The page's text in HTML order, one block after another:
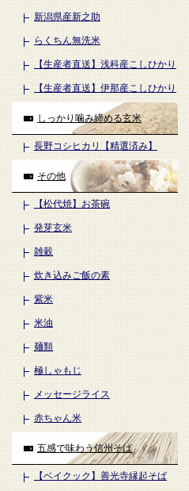
新潟県産新之助
らくちん無洗米
【生産者直送】浅科産こしひかり
【生産者直送】伊那産こしひかり
しっかり噛み締める玄米
長野コシヒカリ【精選済み】
その他
【松代焼】お茶碗
発芽玄米
雑穀
炊き込みご飯の素
紫米
米油
麺類
極しゃもじ
メッセージライス
赤ちゃん米
五感で味わう信州そば
【ベイクック】善光寺縁起そば